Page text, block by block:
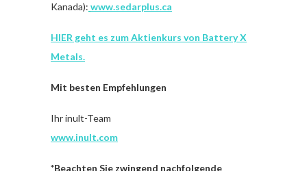
Kanada): www.sedarplus.ca
HIER geht es zum Aktienkurs von Battery X
Metals.
Mit besten Empfehlungen
Ihr inult-Team
www.inult.com
*Beachten Sie zwingend nachfolgende